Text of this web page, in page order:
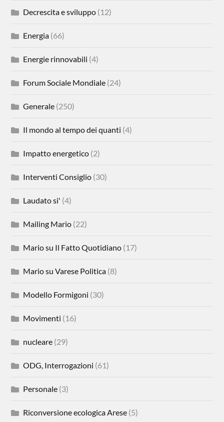
Decrescita e sviluppo (12)
Energia (66)
Energie rinnovabili (4)
Forum Sociale Mondiale (24)
Generale (250)
Il mondo al tempo dei quanti (4)
Impatto energetico (2)
Interventi Consiglio (30)
Laudato si' (4)
Mailing Mario (22)
Mario su Il Fatto Quotidiano (17)
Mario su Varese Politica (8)
Modello Formigoni (30)
Movimenti (16)
nucleare (29)
ODG, Interrogazioni (61)
Personale (3)
Riconversione ecologica Arese (5)